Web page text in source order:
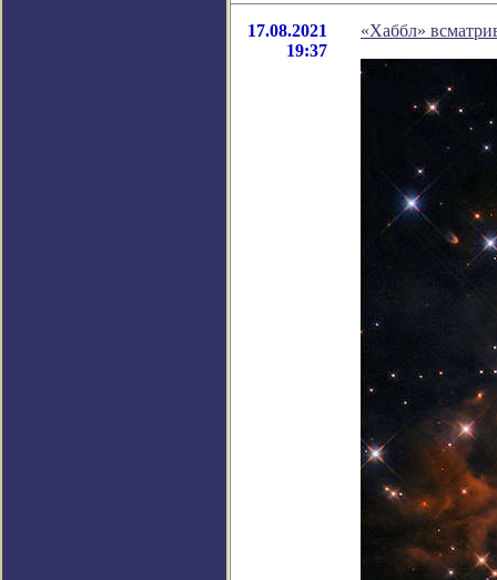
17.08.2021
19:37
«Хаббл»